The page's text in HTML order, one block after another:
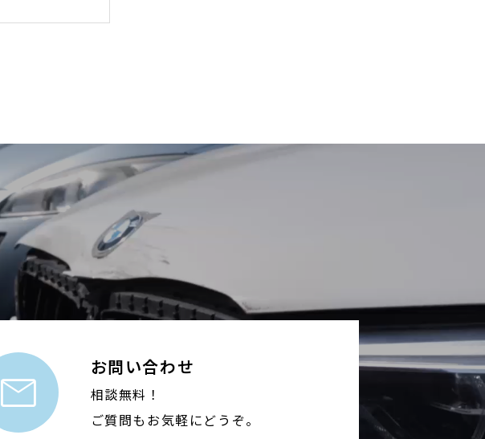
 お問い合わせ
相談無料！
ご質問もお気軽にどうぞ。